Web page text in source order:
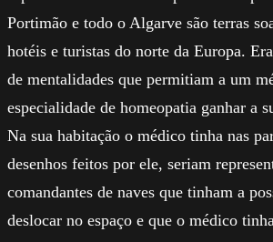
Portimão e todo o Algarve são terras
hotéis e turistas do norte da Europa.
de mentalidades que permitiam a um
especialidade de homeopatia ganhar a
Na sua habitação o médico tinha nas
desenhos feitos por ele, seriam
comandantes de naves que tinham a
deslocar no espaço e que o médico